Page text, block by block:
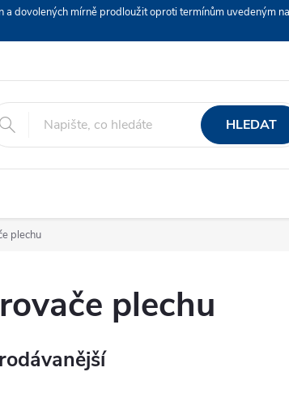
dovolených mírně prodloužit oproti termínům uvedeným
HLEDAT
plechu
plechu